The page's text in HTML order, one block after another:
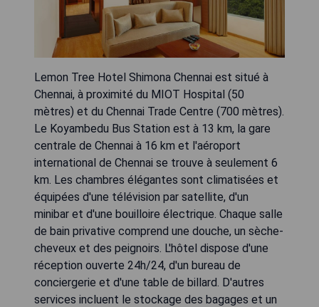
Lemon Tree Hotel Shimona Chennai est situé à
Chennai, à proximité du MIOT Hospital (50
mètres) et du Chennai Trade Centre (700 mètres).
Le Koyambedu Bus Station est à 13 km, la gare
centrale de Chennai à 16 km et l'aéroport
international de Chennai se trouve à seulement 6
km. Les chambres élégantes sont climatisées et
équipées d'une télévision par satellite, d'un
minibar et d'une bouilloire électrique. Chaque salle
de bain privative comprend une douche, un sèche-
cheveux et des peignoirs. L'hôtel dispose d'une
réception ouverte 24h/24, d'un bureau de
conciergerie et d'une table de billard. D'autres
services incluent le stockage des bagages et un